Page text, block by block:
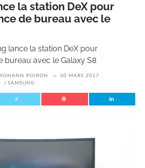
la station DeX pour
de bureau avec le
lance la station DeX pour
bureau avec le Galaxy S8
YOHANN POIRON le
30 MARS 2017
SAMSUNG